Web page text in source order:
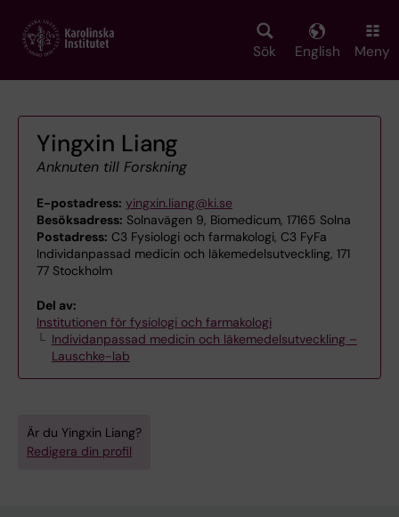
main
Sök English Meny
Yingxin Liang
Anknuten till Forskning
E-postadress: yingxin.liang@ki.se
Besöksadress: Solnavägen 9, Biomedicum, 17165 Solna
Postadress: C3 Fysiologi och farmakologi, C3 FyFa
Individanpassad medicin och läkemedelsutveckling, 171
77 Stockholm
Del av:
Institutionen för fysiologi och farmakologi
Individanpassad medicin och läkemedelsutveckling –
Lauschke-lab
Är du Yingxin Liang?
Redigera din profil